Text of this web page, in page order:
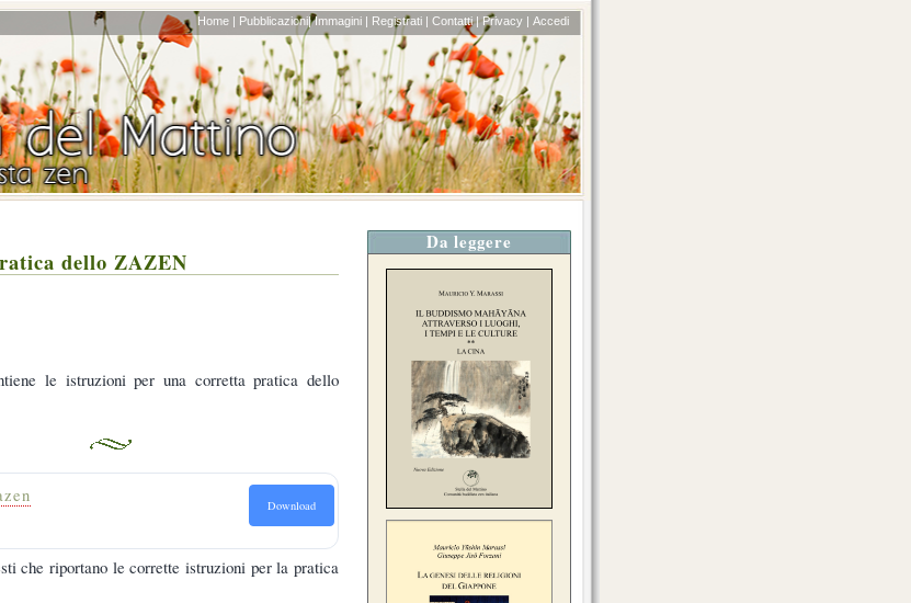
Home | Pubblicazioni| Immagini | Registrati | Contatti | Privacy | Accedi
dello ZAZEN
le istruzioni per una corretta pratica dello
Download
che riportano le corrette istruzioni per la pratica
Da leggere